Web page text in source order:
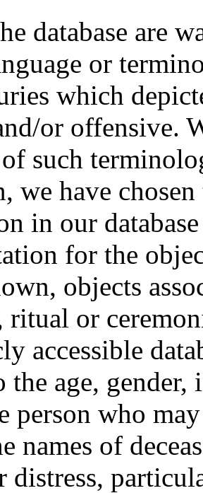
database are
or
which
or offensive.
such
we have
in our
for the
objects
ritual or
accessible
the age,
person who
names of
distress,